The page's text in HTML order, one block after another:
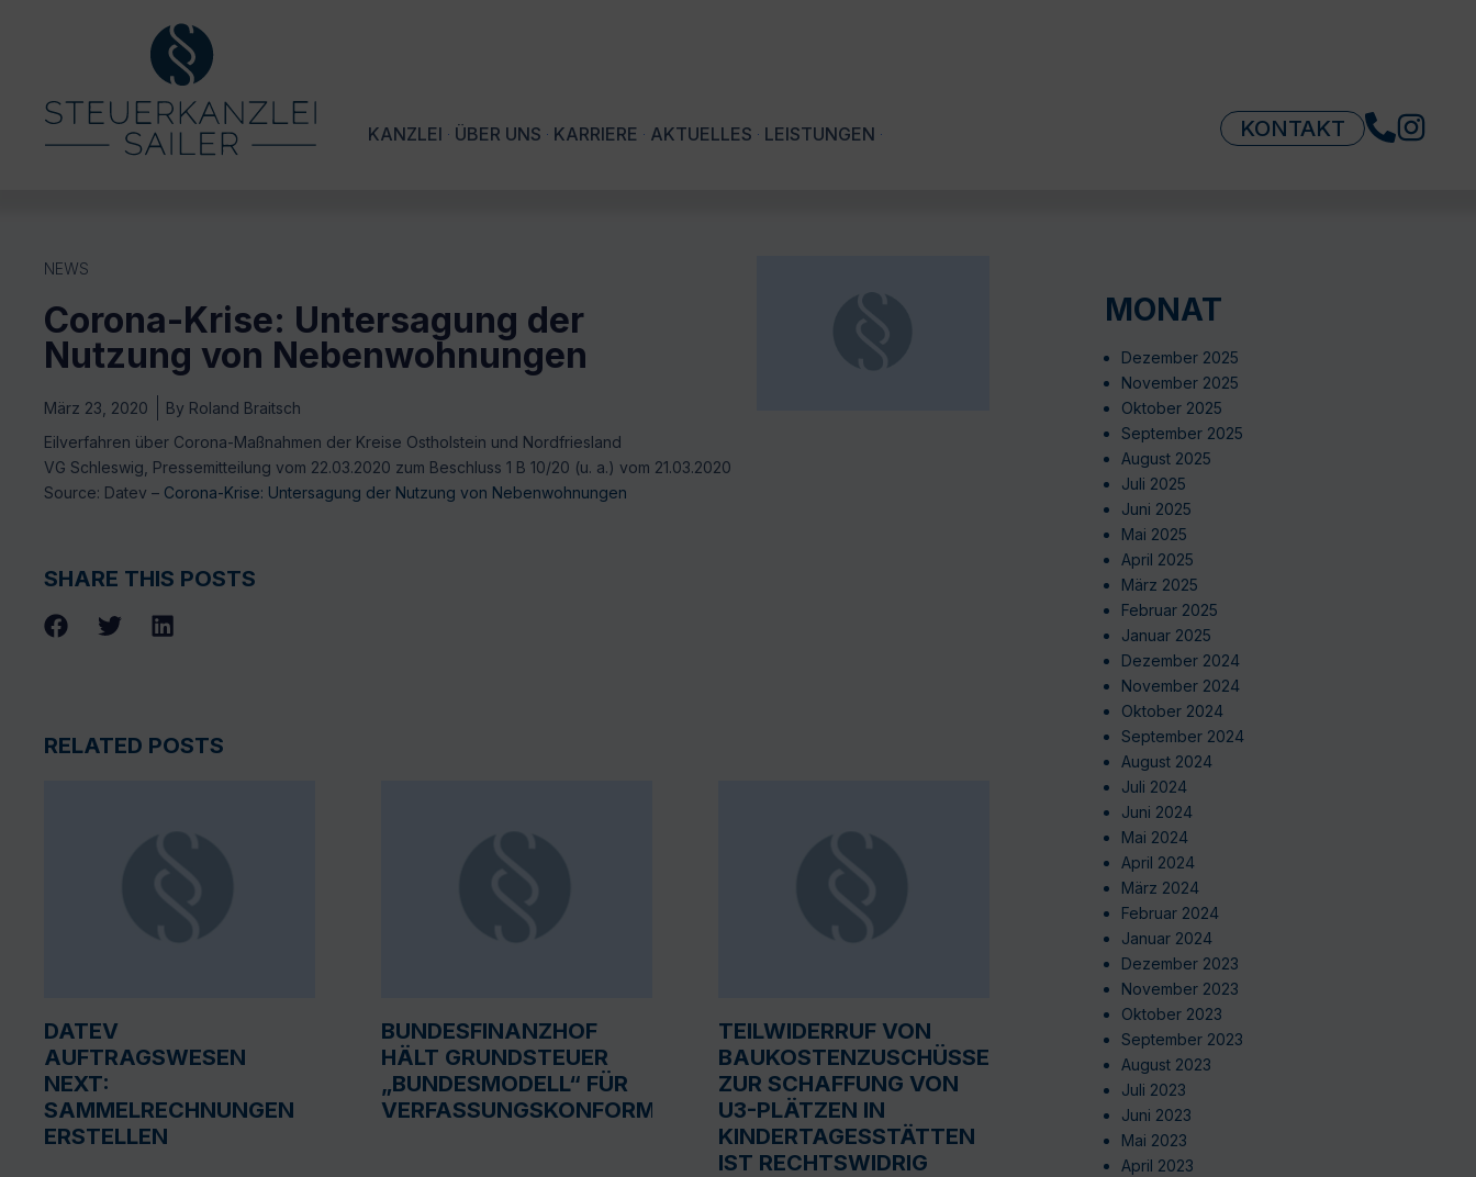
KANZLEI ÜBER UNS KARRIERE AKTUELLES LEISTUNGEN KONTAKT
NEWS
Corona-Krise: Untersagung der
Nutzung von Nebenwohnungen
März 23, 2020 By Roland Braitsch
Eilverfahren über Corona-Maßnahmen der Kreise Ostholstein und Nordfriesland
VG Schleswig, Pressemitteilung vom 22.03.2020 zum Beschluss 1 B 10/20 (u. a.) vom 21.03.2020
Source: Datev – Corona-Krise: Untersagung der Nutzung von Nebenwohnungen
SHARE THIS POSTS
RELATED POSTS
DATEV
AUFTRAGSWESEN
NEXT:
SAMMELRECHNUNGEN
ERSTELLEN
BUNDESFINANZHOF
HÄLT GRUNDSTEUER
„BUNDESMODELL“ FÜR
VERFASSUNGSKONFORM
TEILWIDERRUF VON
BAUKOSTENZUSCHÜSSEN
ZUR SCHAFFUNG VON
U3-PLÄTZEN IN
KINDERTAGESSTÄTTEN
IST RECHTSWIDRIG
MONAT
Dezember 2025
November 2025
Oktober 2025
September 2025
August 2025
Juli 2025
Juni 2025
Mai 2025
April 2025
März 2025
Februar 2025
Januar 2025
Dezember 2024
November 2024
Oktober 2024
September 2024
August 2024
Juli 2024
Juni 2024
Mai 2024
April 2024
März 2024
Februar 2024
Januar 2024
Dezember 2023
November 2023
Oktober 2023
September 2023
August 2023
Juli 2023
Juni 2023
Mai 2023
April 2023